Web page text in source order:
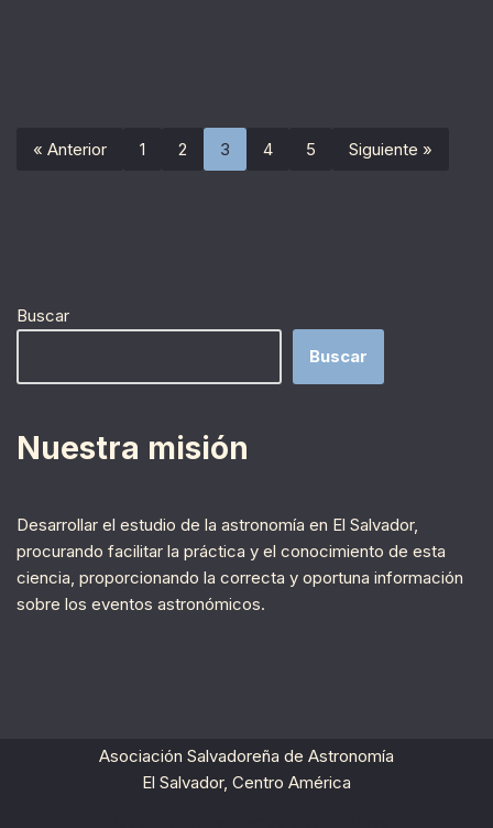
« Anterior 1 2 3 4 5 Siguiente »
Buscar
Buscar
Nuestra misión
Desarrollar el estudio de la astronomía en El Salvador,
procurando facilitar la práctica y el conocimiento de esta
ciencia, proporcionando la correcta y oportuna información
sobre los eventos astronómicos.
Asociación Salvadoreña de Astronomía
El Salvador, Centro América